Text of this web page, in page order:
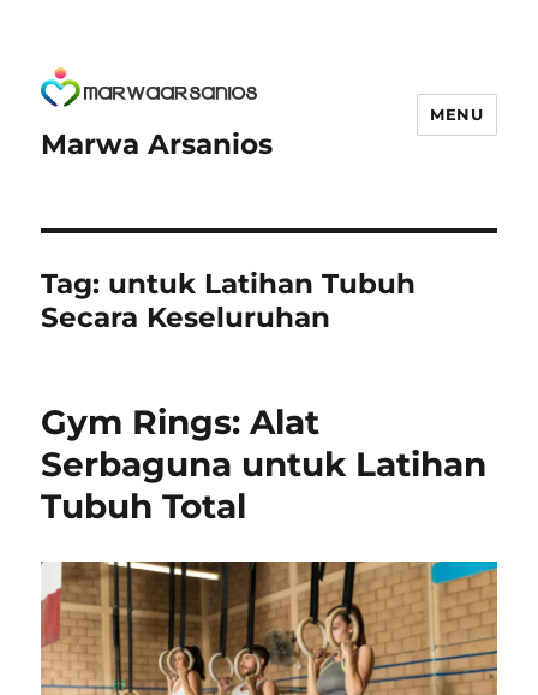
Marwa Arsanios
MENU
Tag: untuk Latihan Tubuh
Secara Keseluruhan
Gym Rings: Alat
Serbaguna untuk Latihan
Tubuh Total